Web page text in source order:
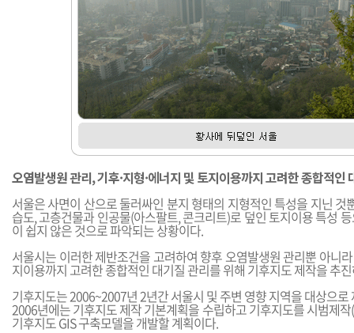
오염발생원 관리, 기후·지형·에너지 및 토지이용까지 고려한 종합적인
서울은 사면이 산으로 둘러싸인 분지 형태의 지형적인 특성을 지닌 것
습도, 고층건물과 인공물(아스팔트, 콘크리트)로 덮인 토지이용 특성
이 쉽지 않은 것으로 파악되는 상황이다.
서울시는 이러한 제반조건을 고려하여 향후 오염발생원 관리뿐 아니
지이용까지 고려한 종합적인 대기질 관리를 위해 기후지도 제작을 추
기후지도는 2006~2007년 2년간 서울시 및 주변 영향 지역을 대상으로
2006년에는 기후지도 제작 기본계획을 수립하고 기후지도를 시범제
기후지도 GIS 구축모델을 개발할 계획이다.